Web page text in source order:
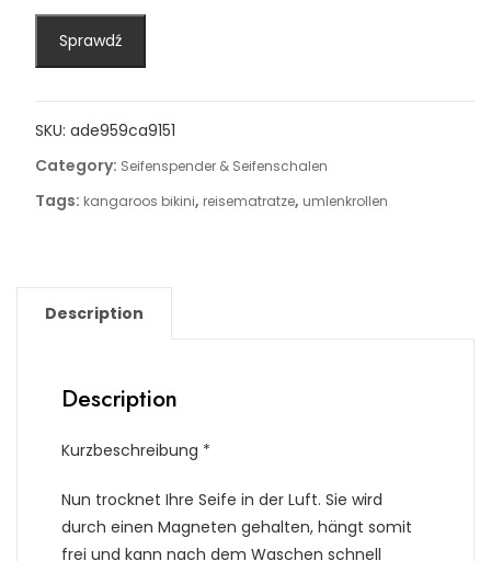
Sprawdź
SKU: ade959ca9151
Category: Seifenspender & Seifenschalen
Tags: kangaroos bikini, reisematratze, umlenkrollen
Description
Description
Kurzbeschreibung *
Nun trocknet Ihre Seife in der Luft. Sie wird
durch einen Magneten gehalten, hängt somit
frei und kann nach dem Waschen schnell